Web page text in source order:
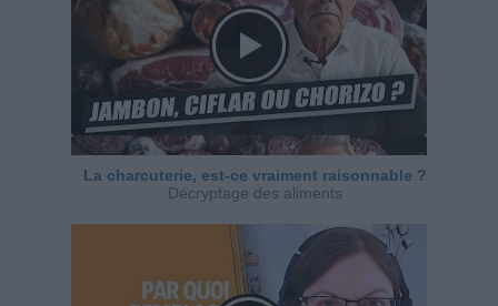
La charcuterie, est-ce vraiment raisonnable ?
Décryptage des aliments